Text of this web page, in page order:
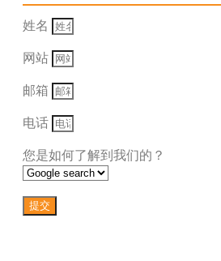
姓名
网站
邮箱
电话
您是如何了解到我们的？
提交